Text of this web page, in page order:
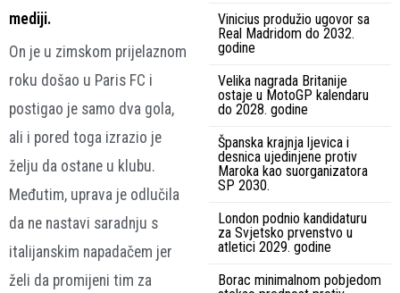
mediji.
On je u zimskom prijelaznom
roku došao u Paris FC i
postigao je samo dva gola,
ali i pored toga izrazio je
želju da ostane u klubu.
Međutim, uprava je odlučila
da ne nastavi saradnju s
italijanskim napadačem jer
želi da promijeni tim za
Vinicius produžio ugovor sa
Real Madridom do 2032.
godine
Velika nagrada Britanije
ostaje u MotoGP kalendaru
do 2028. godine
Španska krajnja ljevica i
desnica ujedinjene protiv
Maroka kao suorganizatora
SP 2030.
London podnio kandidaturu
za Svjetsko prvenstvo u
atletici 2029. godine
Borac minimalnom pobjedom